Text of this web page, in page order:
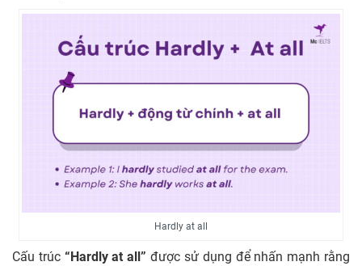
Hardly at all
Cấu trúc “Hardly at all” được sử dụng để nhấn mạnh rằng